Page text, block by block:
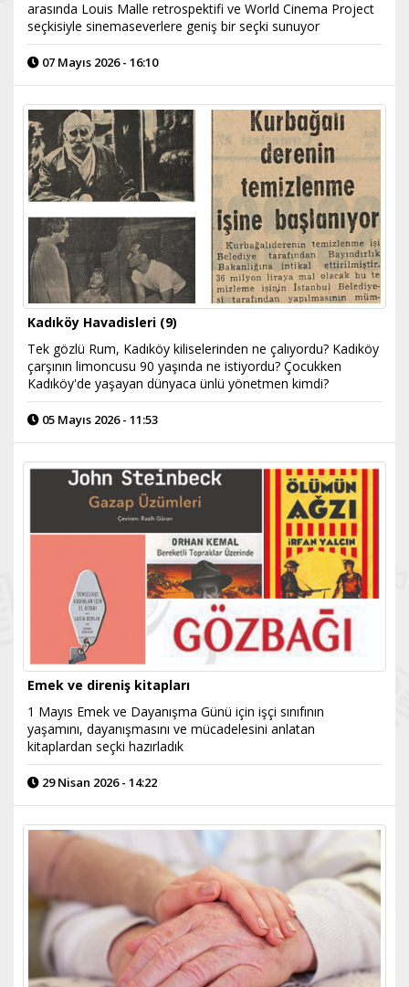
arasında Louis Malle retrospektifi ve World Cinema Project
seçkisiyle sinemaseverlere geniş bir seçki sunuyor
07 Mayıs 2026 - 16:10
Kadıköy Havadisleri (9)
Tek gözlü Rum, Kadıköy kiliselerinden ne çalıyordu? Kadıköy
çarşının limoncusu 90 yaşında ne istiyordu? Çocukken
Kadıköy'de yaşayan dünyaca ünlü yönetmen kimdi?
05 Mayıs 2026 - 11:53
Emek ve direniş kitapları
1 Mayıs Emek ve Dayanışma Günü için işçi sınıfının
yaşamını, dayanışmasını ve mücadelesini anlatan
kitaplardan seçki hazırladık
29 Nisan 2026 - 14:22